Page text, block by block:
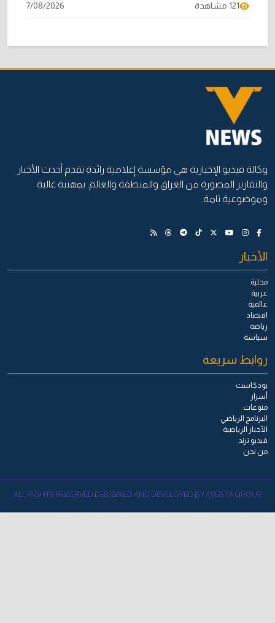
121 مشاهدة 7/08/2026
وكالة فيديو الإخبارية هي مؤسسة إعلامية رائدة تقدم أحدث الأخبار
والتقارير المصورة من العراق والمنطقة والعالم، بمهنية عالية
وموضوعية تامة.
الأخبار
محلية
عربية
عالمية
اقتصاد
رياضة
سياسة
روابط سريعة
بودكاست
أسرار
منوعات
البرنامج الرياضي
الأخبار الرياضية
فيديو ترند
من نحن
ALL RIGHTS RESERVED DESIGNED AND DEVELOPED BY AVESTA GROUP